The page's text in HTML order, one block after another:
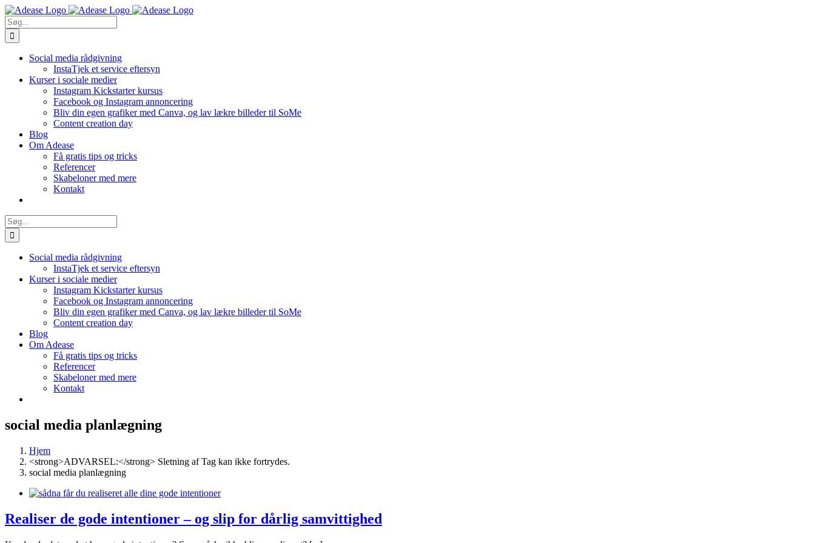
Skip
to
content
Søg
efter:
Social media rådgivning
InstaTjek et service eftersyn
Kurser i sociale medier
Instagram Kickstarter kursus
Facebook og Instagram annoncering
Bliv din egen grafiker med Canva, og lav lækre billeder til SoMe
Content creation day
Blog
Om Adease
Få gratis tips og tricks
Referencer
Skabeloner med mere
Kontakt
Søg
efter:
Social media rådgivning
InstaTjek et service eftersyn
Kurser i sociale medier
Instagram Kickstarter kursus
Facebook og Instagram annoncering
Bliv din egen grafiker med Canva, og lav lækre billeder til SoMe
Content creation day
Blog
Om Adease
Få gratis tips og tricks
Referencer
Skabeloner med mere
Kontakt
social media planlægning
Hjem
<strong>ADVARSEL:</strong> Sletning af Tag kan ikke fortrydes.
social media planlægning
Realiser de gode intentioner – og slip for dårlig samvittighed